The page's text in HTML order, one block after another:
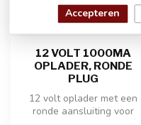
12 VOLT 1000MA
OPLADER, RONDE
PLUG
12 volt oplader met een
ronde aansluiting voor
Accepteren